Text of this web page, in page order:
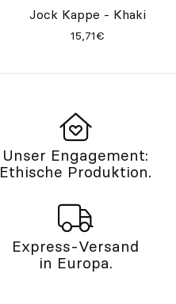
Jock Kappe - Khaki
15,71€
Unser Engagement:
Ethische Produktion.
Express-Versand
in Europa.